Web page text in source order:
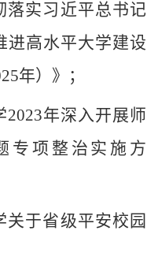
落实习近平总书记
进高水平大学建设
年）》；
2023年深入开展师
专项整治实施方
关于省级平安校园